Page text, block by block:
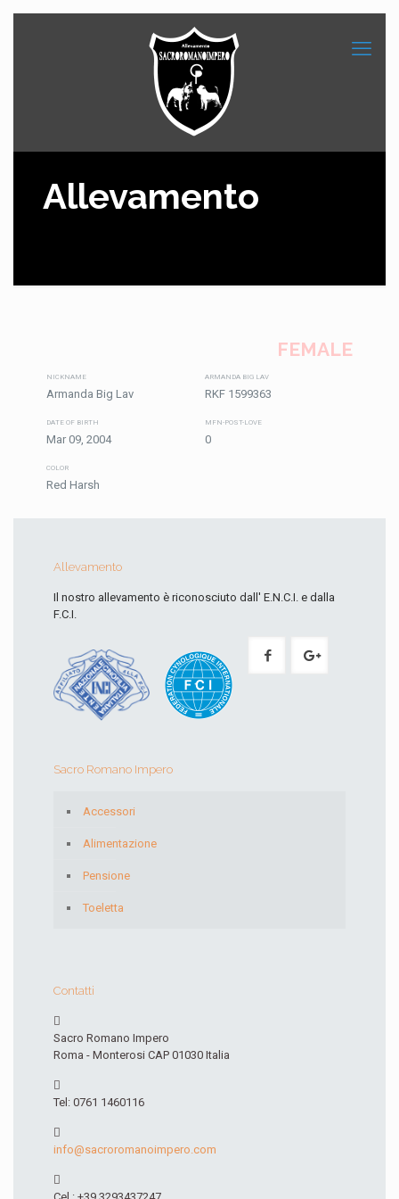
Allevamento
FEMALE
NICKNAME
Armanda Big Lav
DATE OF BIRTH
Mar 09, 2004
COLOR
Red Harsh
ARMANDA BIG LAV
RKF 1599363
MFN-POST-LOVE
0
Allevamento
Il nostro allevamento è riconosciuto dall' E.N.C.I. e dalla
F.C.I.
Sacro Romano Impero
Accessori
Alimentazione
Pensione
Toeletta
Contatti
Sacro Romano Impero
Roma - Monterosi CAP 01030 Italia
Tel: 0761 1460116
info@sacroromanoimpero.com